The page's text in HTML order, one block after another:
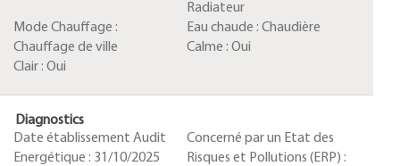
Radiateur
Mode Chauffage :
Chauffage de ville
Eau chaude : Chaudière
Calme : Oui
Clair : Oui
Diagnostics
Date établissement Audit
Energétique : 31/10/2025
Concerné par un Etat des
Risques et Pollutions (ERP) :